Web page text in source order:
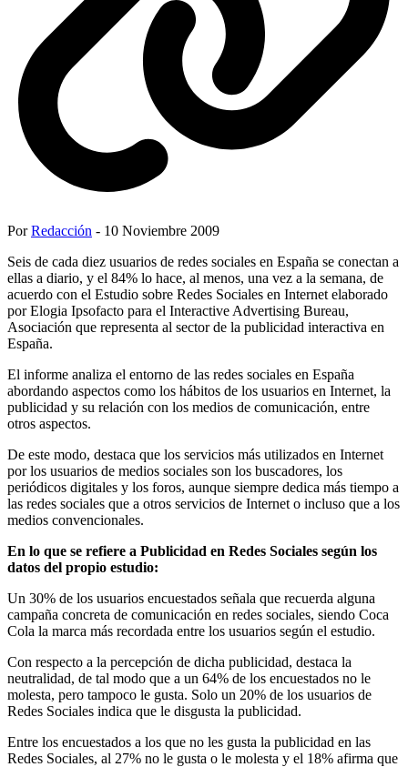
PorRedacción - 10 Noviembre 2009
Seis de cada diez usuarios de redes sociales en España se conectan a
ellas a diario, y el 84% lo hace, al menos, una vez a la semana, de
acuerdo con el Estudio sobre Redes Sociales en Internet elaborado
por Elogia Ipsofacto para el Interactive Advertising Bureau,
Asociación que representa al sector de la publicidad interactiva en
España.
El informe analiza el entorno de las redes sociales en España
abordando aspectos como los hábitos de los usuarios en Internet, la
publicidad y su relación con los medios de comunicación, entre
otros aspectos.
De este modo, destaca que los servicios más utilizados en Internet
por los usuarios de medios sociales son los buscadores, los
periódicos digitales y los foros, aunque siempre dedica más tiempo a
las redes sociales que a otros servicios de Internet o incluso que a los
medios convencionales.
En lo que se refiere a Publicidad en Redes Sociales según los
datos del propio estudio:
Un 30% de los usuarios encuestados señala que recuerda alguna
campaña concreta de comunicación en redes sociales, siendo Coca
Cola la marca más recordada entre los usuarios según el estudio.
Con respecto a la percepción de dicha publicidad, destaca la
neutralidad, de tal modo que a un 64% de los encuestados no le
molesta, pero tampoco le gusta. Solo un 20% de los usuarios de
Redes Sociales indica que le disgusta la publicidad.
Entre los encuestados a los que no les gusta la publicidad en las
Redes Sociales, al 27% no le gusta o le molesta y el 18% afirma que